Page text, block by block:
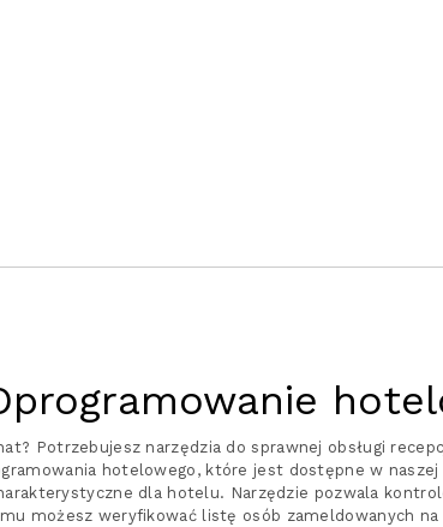
Potrzebujesz narzędzia do sprawnej obsługi
hotelowego, które jest dostępne w
dla hotelu. Narzędzie pozwala
możesz weryfikować listę osób zameldowanych